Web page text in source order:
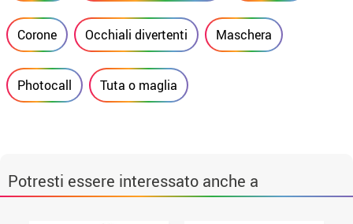
Corone Occhiali divertenti Maschera
Photocall Tuta o maglia
Potresti essere interessato anche a